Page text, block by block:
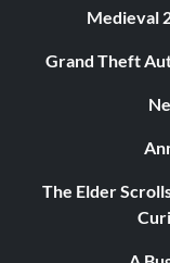
Medieval
Grand Theft
The Elder